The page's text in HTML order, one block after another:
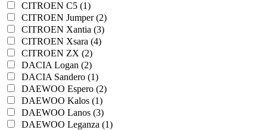
CITROEN C5 (1)
CITROEN Jumper (2)
CITROEN Xantia (3)
CITROEN Xsara (4)
CITROEN ZX (2)
DACIA Logan (2)
DACIA Sandero (1)
DAEWOO Espero (2)
DAEWOO Kalos (1)
DAEWOO Lanos (3)
DAEWOO Leganza (1)